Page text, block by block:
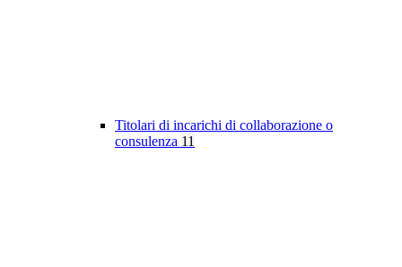
Titolari di incarichi di collaborazione o
consulenza 11